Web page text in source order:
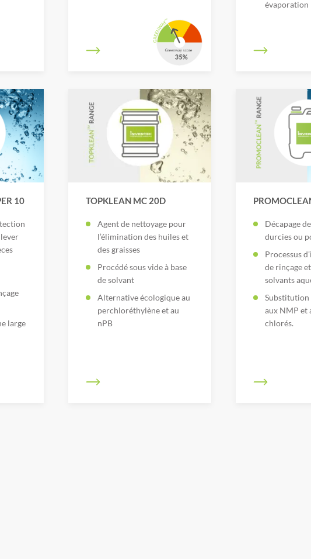
évaporation
10
large
TOPKLEAN MC 20D
Agent de nettoyage pour
l’élimination des huiles et
des graisses
Procédé sous vide à base
de solvant
Alternative écologique au
perchloréthylène et au
nPB
Décapage
durcies ou
Processus
de rinçage
solvants
Substitution
aux NMP et
chlorés.